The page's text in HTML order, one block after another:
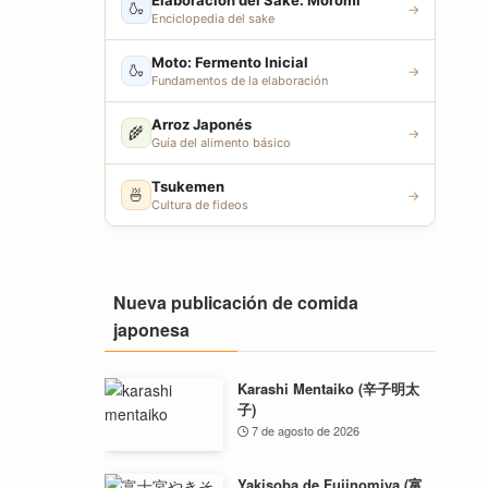
🍶
Enciclopedia del sake
→
🍶 Moto: Fermento Inicial
Fundamentos de la elaboración
→
🌾 Arroz Japonés
Guía del alimento básico
→
🍜 Tsukemen
Cultura de fideos
→
Nueva publicación de comida
japonesa
Karashi Mentaiko (辛子明太
子)
7 de agosto de 2026